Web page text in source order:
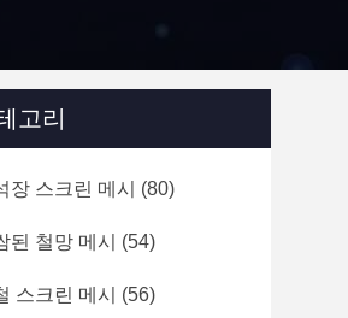
고리
장 스크린 메시 (80)
된 철망 메시 (54)
스크린 메시 (56)